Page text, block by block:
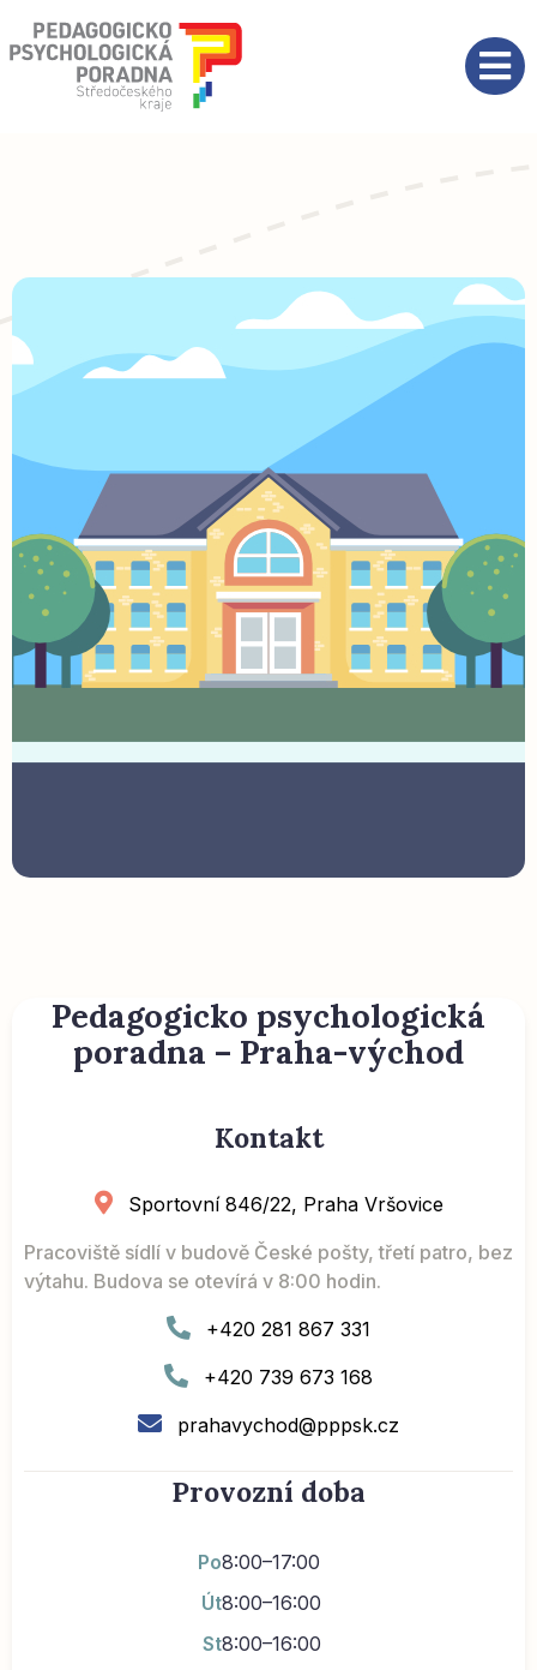
Pedagogicko psychologická
poradna – Praha-východ
Kontakt
Sportovní 846/22, Praha Vršovice
Pracoviště sídlí v budově České pošty, třetí patro, bez
výtahu. Budova se otevírá v 8:00 hodin.
+420 281 867 331
+420 739 673 168
prahavychod@pppsk.cz
Provozní doba
Po8:00–17:00
Út8:00–16:00
St8:00–16:00